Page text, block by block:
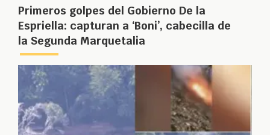
Primeros golpes del Gobierno De la
Espriella: capturan a ‘Boni’, cabecilla de
la Segunda Marquetalia